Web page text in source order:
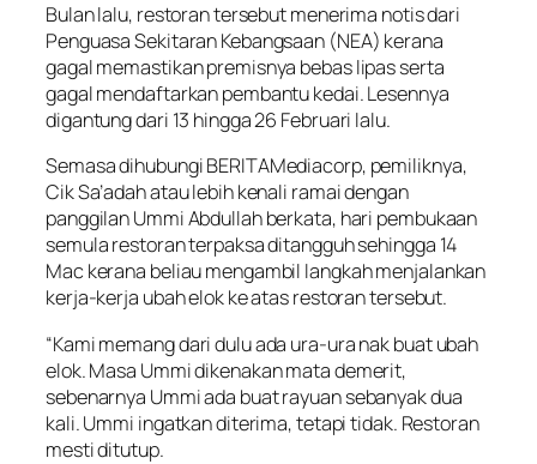
Bulan lalu, restoran tersebut menerima notis dari
Penguasa Sekitaran Kebangsaan (NEA) kerana
gagal memastikan premisnya bebas lipas serta
gagal mendaftarkan pembantu kedai. Lesennya
digantung dari 13 hingga 26 Februari lalu.
Semasa dihubungi BERITAMediacorp, pemiliknya,
Cik Sa’adah atau lebih kenali ramai dengan
panggilan Ummi Abdullah berkata, hari pembukaan
semula restoran terpaksa ditangguh sehingga 14
Mac kerana beliau mengambil langkah menjalankan
kerja-kerja ubah elok ke atas restoran tersebut.
“Kami memang dari dulu ada ura-ura nak buat ubah
elok. Masa Ummi dikenakan mata demerit,
sebenarnya Ummi ada buat rayuan sebanyak dua
kali. Ummi ingatkan diterima, tetapi tidak. Restoran
mesti ditutup.